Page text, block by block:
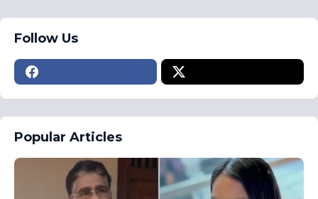
Follow Us
Popular Articles